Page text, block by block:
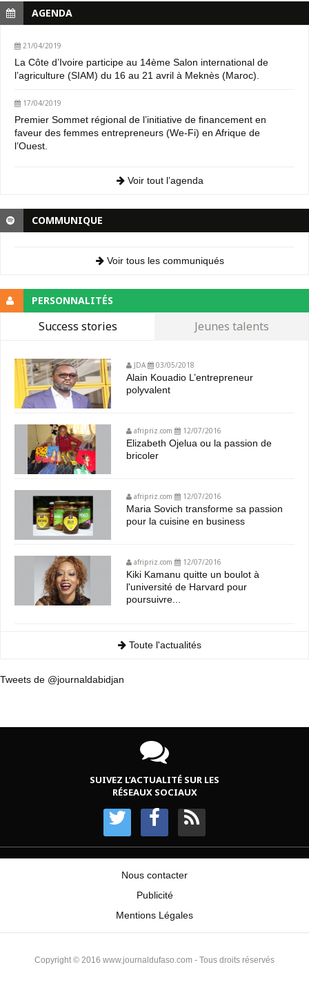
AGENDA
21/04/2019
La Côte d’Ivoire participe au 14ème Salon international de
l’agriculture (SIAM) du 16 au 21 avril à Meknès (Maroc).
17/04/2019
Premier Sommet régional de l’initiative de financement en
faveur des femmes entrepreneurs (We-Fi) en Afrique de
l’Ouest.
Voir tout l’agenda
COMMUNIQUE
Voir tous les communiqués
PERSONNALITÉS
Success stories Jeunes talents
JDA 03/05/2018
Alain Kouadio L’entrepreneur
polyvalent
afripriz.com 12/07/2016
Elizabeth Ojelua ou la passion de
bricoler
afripriz.com 12/07/2016
Maria Sovich transforme sa passion
pour la cuisine en business
afripriz.com 12/07/2016
Kiki Kamanu quitte un boulot à
l'université de Harvard pour
poursuivre...
Toute l'actualités
Tweets de @journaldabidjan
SUIVEZ L’ACTUALITÉ SUR LES
RÉSEAUX SOCIAUX
Nous contacter
Publicité
Mentions Légales
Copyright © 2016 www.journaldufaso.com - Tous droits réservés